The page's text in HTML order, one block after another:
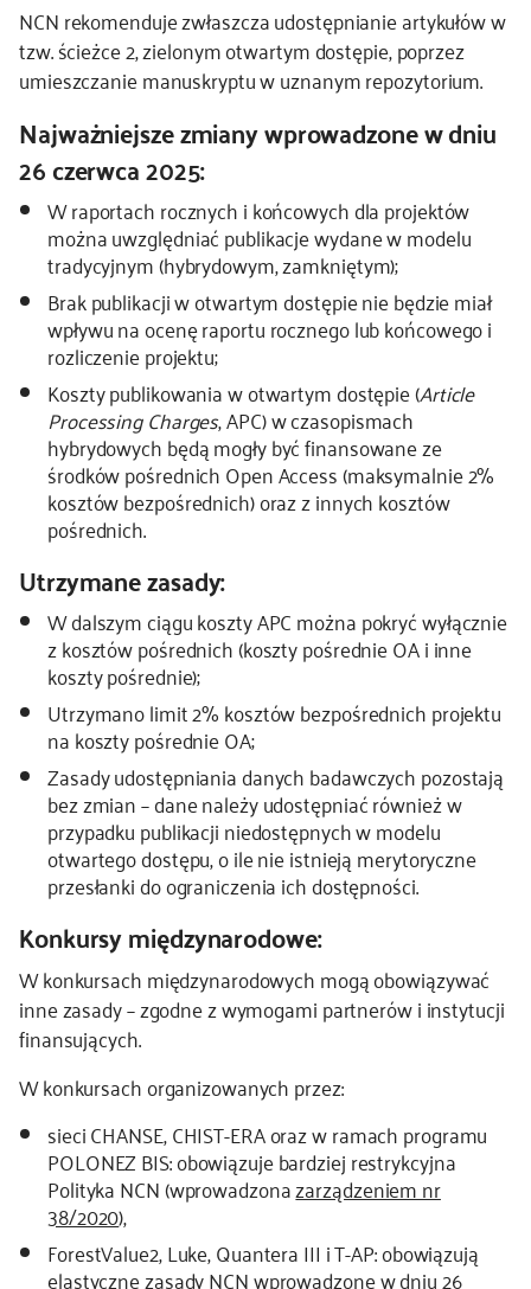
NCN rekomenduje zwłaszcza udostępnianie artykułów w
tzw. ścieżce 2, zielonym otwartym dostępie, poprzez
umieszczanie manuskryptu w uznanym repozytorium.
Najważniejsze zmiany wprowadzone w dniu
26 czerwca 2025:
W raportach rocznych i końcowych dla projektów
można uwzględniać publikacje wydane w modelu
tradycyjnym (hybrydowym, zamkniętym);
Brak publikacji w otwartym dostępie nie będzie miał
wpływu na ocenę raportu rocznego lub końcowego i
rozliczenie projektu;
Koszty publikowania w otwartym dostępie (Article
Processing Charges, APC) w czasopismach
hybrydowych będą mogły być finansowane ze
środków pośrednich Open Access (maksymalnie 2%
kosztów bezpośrednich) oraz z innych kosztów
pośrednich.
Utrzymane zasady:
W dalszym ciągu koszty APC można pokryć wyłącznie
z kosztów pośrednich (koszty pośrednie OA i inne
koszty pośrednie);
Utrzymano limit 2% kosztów bezpośrednich projektu
na koszty pośrednie OA;
Zasady udostępniania danych badawczych pozostają
bez zmian – dane należy udostępniać również w
przypadku publikacji niedostępnych w modelu
otwartego dostępu, o ile nie istnieją merytoryczne
przesłanki do ograniczenia ich dostępności.
Konkursy międzynarodowe:
W konkursach międzynarodowych mogą obowiązywać
inne zasady – zgodne z wymogami partnerów i instytucji
finansujących.
W konkursach organizowanych przez:
sieci CHANSE, CHIST-ERA oraz w ramach programu
POLONEZ BIS: obowiązuje bardziej restrykcyjna
Polityka NCN (wprowadzonazarządzeniem nr
38/2020),
ForestValue2, Luke, Quantera III i T-AP: obowiązują
elastyczne zasady NCN wprowadzone w dniu 26